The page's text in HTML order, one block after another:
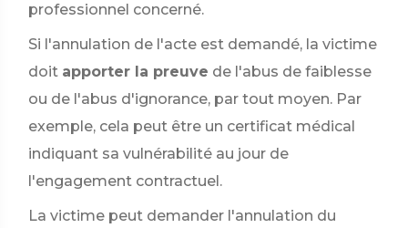
professionnel concerné.
Si l'annulation de l'acte est demandé, la victime
doit apporter la preuve de l'abus de faiblesse
ou de l'abus d'ignorance, par tout moyen. Par
exemple, cela peut être un certificat médical
indiquant sa vulnérabilité au jour de
l'engagement contractuel.
La victime peut demander l'annulation du